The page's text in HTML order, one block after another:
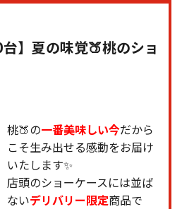
】夏の味覚🍑桃のショ
桃🍑の一番美味しい今だから
こそ生み出せる感動をお届け
いたします✨
店頭のショーケースには並ば
ないデリバリー限定商品で